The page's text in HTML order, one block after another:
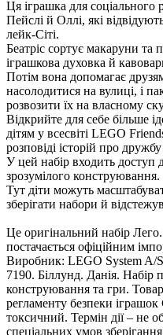
Ця іграшка для соціального
Пейслі й Оллі, які
лейк-Сіті.
Беатріс сортує макаруни та
іграшкова духовка й
Потім вона допомагає
насолодитися на вулиці, і
розвозити їх на власному
ідкрийте для себе більше
дітям у всесвіті LEGO
розповіді історій про
У цей набір входить доступ
зрозумілого конструювання.
Тут діти можуть
зберігати набори й
Це оригінальний набір
постачається офіційним
иробник: LEGO System A/
7190. Біллунд. Данія. Набір
конструювання та гри.
регламенту безпеки
токсичний. Термін дії – не
спеціальних умов